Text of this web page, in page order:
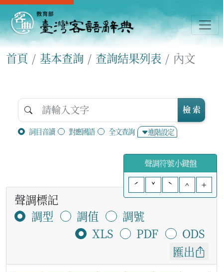
首頁 基本查詢 查詢結果列表 內文
詞目音讀 對應國語 全文查詢 進階設定
檢 索
聲調符號小鍵盤
ˊ
ˇ ˋ ^ +
聲調標記
調型
調值
調號
XLS
PDF
ODS
匯出